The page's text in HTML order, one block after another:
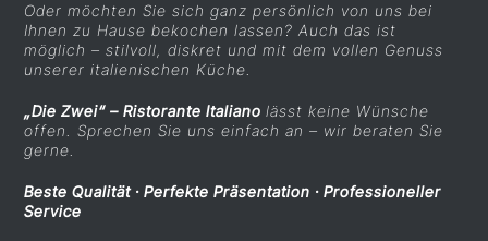
Oder möchten Sie sich ganz persönlich von uns bei
Ihnen zu Hause bekochen lassen? Auch das ist
möglich – stilvoll, diskret und mit dem vollen Genuss
unserer italienischen Küche.
„Die Zwei“ – Ristorante Italianolässt keine Wünsche
offen. Sprechen Sie uns einfach an – wir beraten Sie
gerne.
Beste Qualität · Perfekte Präsentation · Professioneller
Service